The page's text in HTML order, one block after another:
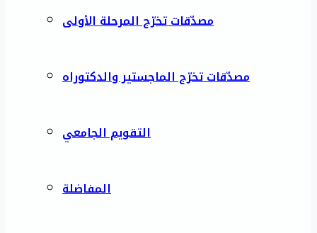
مصدّقات تخرّج المرحلة الأولى
مصدّقات تخرّج الماجستير والدكتوراه
التقويم الجامعي
المفاضلة